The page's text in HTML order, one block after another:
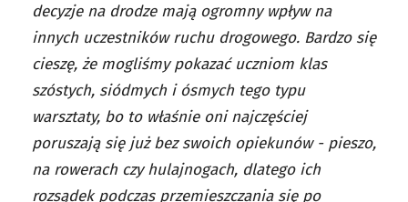
decyzje na drodze mają ogromny wpływ na
innych uczestników ruchu drogowego. Bardzo się
cieszę, że mogliśmy pokazać uczniom klas
szóstych, siódmych i ósmych tego typu
warsztaty, bo to właśnie oni najczęściej
poruszają się już bez swoich opiekunów - pieszo,
na rowerach czy hulajnogach, dlatego ich
rozsądek podczas przemieszczania się po